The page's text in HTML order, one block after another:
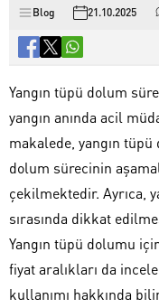
Blog 21.10.2025
Yangın tüpü dolum
yangın anında acil
makalede, yangın
dolum sürecinin
çekilmektedir. Ayrıca,
sırasında dikkat
Yangın tüpü dolumu
fiyat aralıkları da
kullanımı hakkında